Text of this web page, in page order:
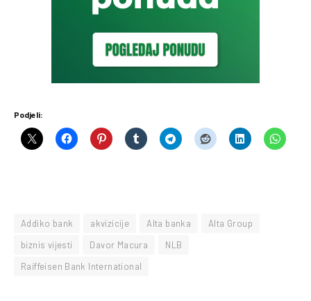
Podjeli:
Addiko bank akvizicije Alta banka
Alta Group
biznis vijesti
Davor Macura
NLB
Raiffeisen Bank International